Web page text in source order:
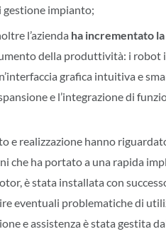
gestione impianto;
l’azienda ha incrementato
della produttività: i robot
grafica intuitiva e
e l’integrazione di
e realizzazione hanno
che ha portato a una rapida
è stata installata con
eventuali problematiche di
e assistenza è stata gestita